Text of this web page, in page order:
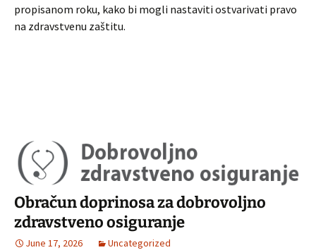
propisanom roku, kako bi mogli nastaviti ostvarivati pravo
na zdravstvenu zaštitu.
Obračun doprinosa za dobrovoljno
zdravstveno osiguranje
June 17, 2026 Uncategorized